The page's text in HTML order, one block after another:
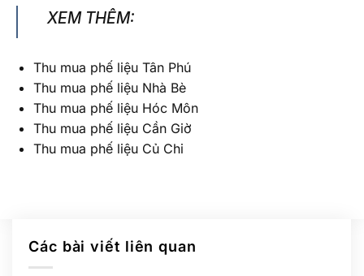
XEM THÊM:
Thu mua phế liệu Tân Phú
Thu mua phế liệu Nhà Bè
Thu mua phế liệu Hóc Môn
Thu mua phế liệu Cần Giờ
Thu mua phế liệu Củ Chi
Các bài viết liên quan